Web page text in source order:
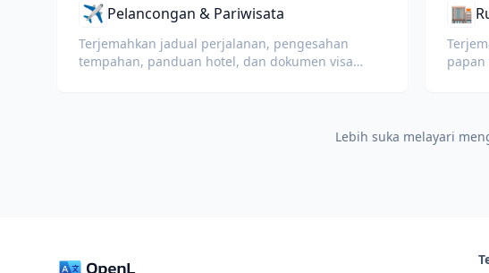
✈️ Pelancongan & Pariwisata
Terjemahkan jadual perjalanan, pengesahan
tempahan, panduan hotel, dan dokumen visa
🏬
Lebih suka melayari